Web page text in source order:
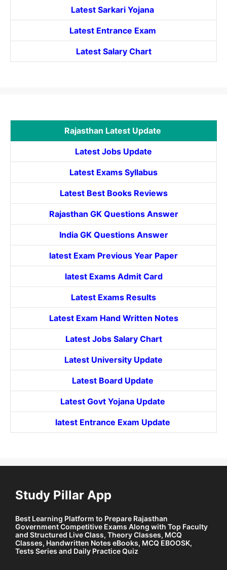
Latest Sarkari Yojana
Latest Entrance Exam
Latest Salary Chart
Rajasthan Latest Update
Latest Jobs Update
Latest Exams Syllabus
Latest Best Books Reviews
Rajasthan GK Questions Answer
India GK Questions Answer
latest Exam Previous Year Paper
latest Exams Admit Card
Latest Exams Results
Latest Exam Hand Written Notes
Latest Jobs Salary Chart
Latest University Update
Latest Board Update
Latest Govt YojanaUpdate
latest Entrance Exam Update
Study Pillar App
Best Learning Platform to Prepare Rajasthan
Government Competitive Exams Along with Top Faculty
and Structured Live Class, Theory Classes, MCQ
Classes, Handwritten Notes eBooks, MCQ EBOOSK,
Tests Series and Daily Practice Quiz